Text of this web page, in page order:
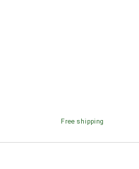
Free shipping